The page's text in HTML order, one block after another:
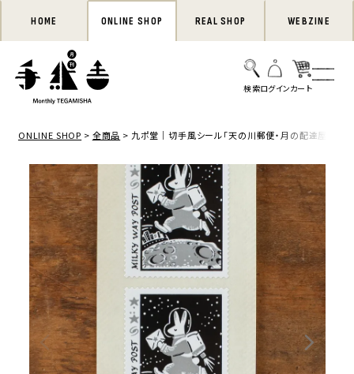
HOME ONLINE SHOP REAL SHOP WEBZINE
ONLINE SHOP 全商品 九ポ堂｜切手風シール「天の川郵便・月の配達屋」